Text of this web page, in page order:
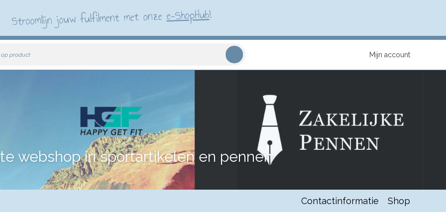
Stroomlijn jouw fulfilment met onzee-ShopHub!
op product Mijn account
webshop in sportartikelen en pennen
Contactinformatie Shop